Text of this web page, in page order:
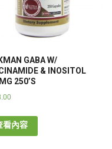
GABA W/
& INOSITOL
250’S
看內容